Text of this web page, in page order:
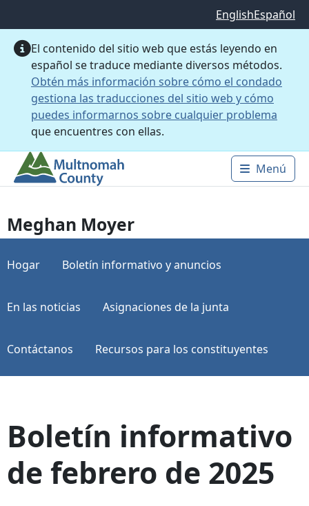
EnglishEspañol
El contenido del sitio web que estás leyendo en
español se traduce mediante diversos métodos.
Obtén más información sobre cómo el condado
gestiona las traducciones del sitio web y cómo
puedes informarnos sobre cualquier problema
que encuentres con ellas.
Main
Menú
Meghan Moyer
Hogar Boletín informativo y anuncios
En las noticias Asignaciones de la junta
Contáctanos Recursos para los constituyentes
Boletín informativo
de febrero de 2025